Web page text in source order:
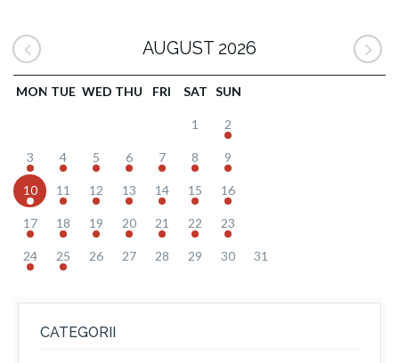
AUGUST 2026
MON TUE WED THU FRI SAT SUN
1 2
3 4 5 6 7 8 9
10 11 12 13 14 15 16
17 18 19 20 21 22 23
24 25 26 27 28 29 30 31
CATEGORII